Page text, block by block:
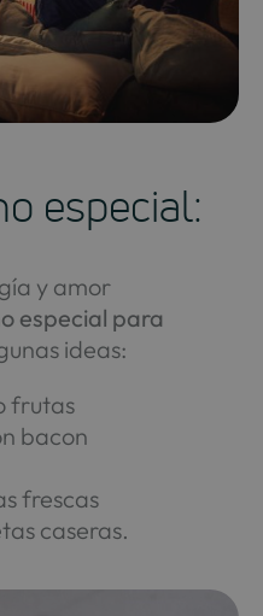
especial:
y amor
especial para
ideas:
frutas
bacon
frescas
caseras.